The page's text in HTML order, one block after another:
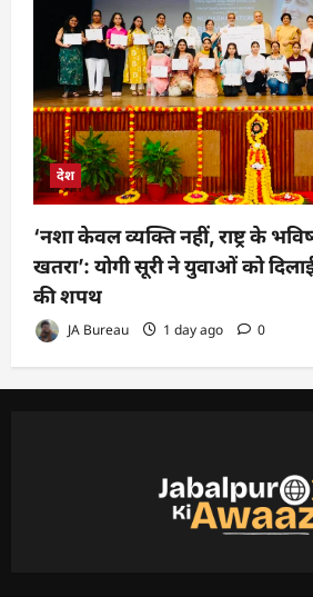
देश
‘नशा केवल व्यक्ति नहीं, राष्ट्र के
खतरा’: योगी सूरी ने युवाओं को
की शपथ
JA Bureau 1 day ago 0